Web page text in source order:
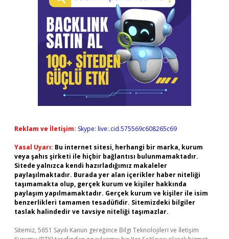
Reklam ve İletişim: Skype: live:.cid.575569c608265c69
Yasal Uyarı: Bu internet sitesi, herhangi bir marka, kurum
veya şahıs şirketi ile hiçbir bağlantısı bulunmamaktadır.
Sitede yalnızca kendi hazırladığımız makaleler
paylaşılmaktadır. Burada yer alan içerikler haber niteliği
taşımamakta olup, gerçek kurum ve kişiler hakkında
paylaşım yapılmamaktadır. Gerçek kurum ve kişiler ile isim
benzerlikleri tamamen tesadüfidir. Sitemizdeki bilgiler
taslak halindedir ve tavsiye niteliği taşımazlar.
Sitemiz, 5651 Sayılı Kanun gereğince Bilgi Teknolojileri ve İletişim